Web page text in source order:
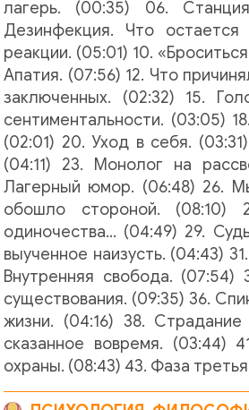
лагерь. (00:35) 06.
Дезинфекция. Что
реакции. (05:01) 10.
Апатия. (07:56) 12. Что
заключенных. (02:32) 15.
сентиментальности. (03:05)
(02:01) 20. Уход в себя.
(04:11) 23. Монолог на
Лагерный юмор. (06:48) 26.
обошло стороной. (08:10)
одиночества… (04:49) 29.
выученное наизусть. (04:43)
Внутренняя свобода.
существования. (09:35) 36.
жизни. (04:16) 38.
сказанное вовремя. (03:44)
охраны. (08:43) 43. Фаза